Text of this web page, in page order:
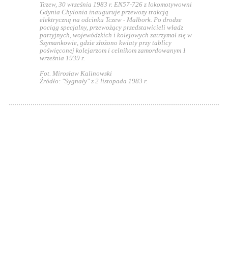
Tczew, 30 września 1983 r. EN57-726 z lokomotywowni
Gdynia Chylonia inauguruje przewozy trakcją
elektryczną na odcinku Tczew - Malbork. Po drodze
pociąg specjalny, przewożący przedstawicieli władz
partyjnych, wojewódzkich i kolejowych zatrzymał się w
Szymankowie, gdzie złożono kwiaty przy tablicy
poświęconej kolejarzom i celnikom zamordowanym 1
września 1939 r.
Fot. Mirosław Kalinowski
Źródło: "Sygnały" z 2 listopada 1983 r.